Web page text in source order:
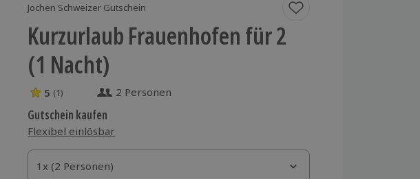
Jochen Schweizer Gutschein
Kurzurlaub Frauenhofen für 2
(1 Nacht)
5 Sterne von 5 aus 1 Bewertungen
5 (1) 2 Personen
Gutschein kaufen
Flexibel einlösbar
1x (2 Personen)
1x (2 Personen)
1x (2 Personen)